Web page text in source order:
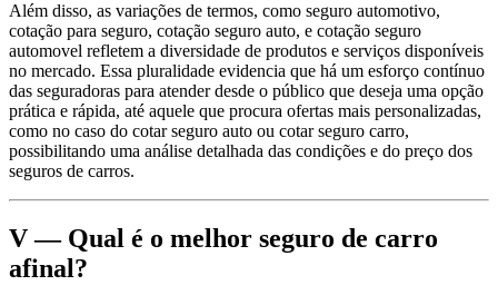
Além disso, as variações de termos, como seguro automotivo,
cotação para seguro, cotação seguro auto, e cotação seguro
automovel refletem a diversidade de produtos e serviços disponíveis
no mercado. Essa pluralidade evidencia que há um esforço contínuo
das seguradoras para atender desde o público que deseja uma opção
prática e rápida, até aquele que procura ofertas mais personalizadas,
como no caso do cotar seguro auto ou cotar seguro carro,
possibilitando uma análise detalhada das condições e do preço dos
seguros de carros.
V — Qual é o melhor seguro de carro
afinal?